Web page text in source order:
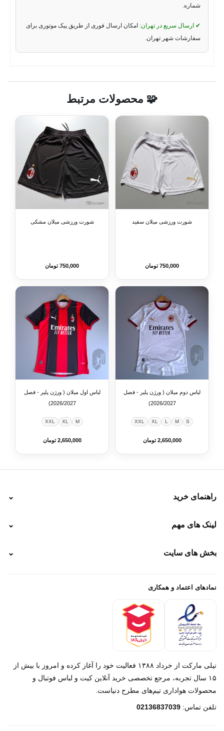
شماره.
✔ ارسال سریع در تهران: امکان ارسال فوری از طریق پیک موتوری برای
سفارشات شهر تهران.
🧩 محصولات مرتبط
شورت ورزشی میلان سفید
750,000 تومان
شورت ورزشی میلان مشکی
750,000 تومان
لباس دوم میلان ( ورژن پلیر - فصل
2026/2027)
S
M
L
XL
XXL
2,650,000 تومان
لباس اول میلان ( ورژن پلیر - فصل
2026/2027)
M
XL
XXL
2,650,000 تومان
راهنمای خرید ⌄
نحوه پرداخت
راهنمای سفارش
لینک های مهم ⌄
رهگیری تیپاکس
خرید لباس جدید بارسلونا 2025/2026
بخش های سایت ⌄
پرداخت باز
تماس با ما
نمادهای اعتماد و همکاری
نیلی مارکت از خرداد ۱۳۸۸ فعالیت خود را آغاز کرده و امروز با بیش از
۱۵ سال تجربه، مرجع تخصصی خرید آنلاین کیت و لباس فوتبال و
محصولات هواداری تیم‌های مطرح دنیاست.
تلفن تماس: 02136837039
پشتیبانی روبیکا‌